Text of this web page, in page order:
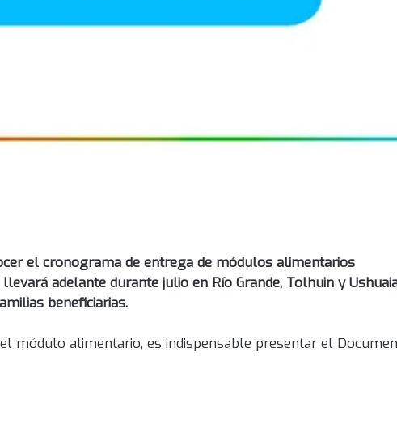
el cronograma de entrega de módulos alimentarios
adelante durante julio en Río Grande, Tolhuin y
beneficiarias.
módulo alimentario, es indispensable presentar el